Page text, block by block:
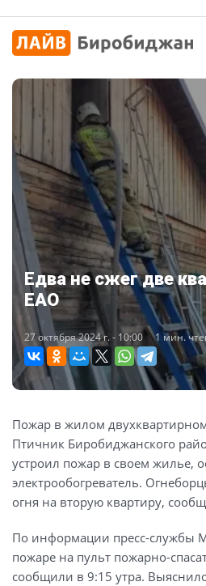
Едва не сжег две
ЕАО
27 октября 2024 г. - 10:00 1 мин.
Пожар в жилом
Птичник Биробиджанского
устроил пожар в своем жилье,
электрообогреватель.
огня на вторую квартиру,
По информации пресс-службы
пожаре на пульт пожарно-
сообщили в 9:15 утра.